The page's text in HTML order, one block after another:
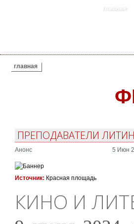
главная
ВЫ ЗДЕСЬ
главная
ПРЕПОДАВАТЕЛИ
Анонс 5 Июн
Источник: Красная площадь
КИНО И